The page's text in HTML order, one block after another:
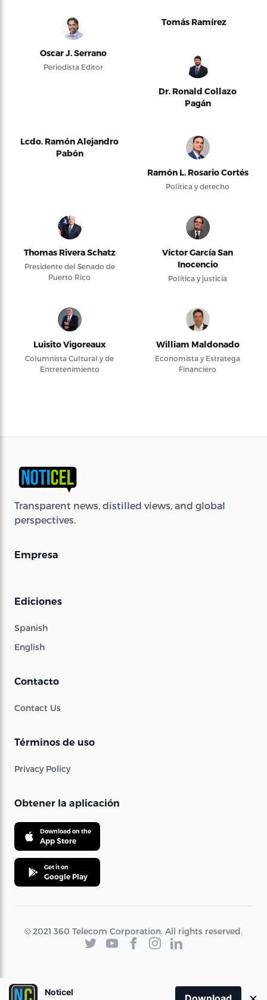
Oscar J. Serrano
Periodista Editor
Tomás Ramírez
Dr. Ronald Collazo
Pagán
Lcdo. Ramón Alejandro
Pabón
Ramón L. Rosario Cortés
Política y derecho
Thomas Rivera Schatz
Presidente del Senado de
Puerto Rico
Víctor García San
Inocencio
Política y justicia
Luisito Vigoreaux
Columnista Cultural y de
Entretenimiento
William Maldonado
Economista y Estratega
Financiero
Transparent news, distilled views, and global
perspectives.
Empresa
Ediciones
Spanish
English
Contacto
Contact Us
Términos de uso
Privacy Policy
Obtener la aplicación
Download on the
App Store
Get it on
Google Play
© 2021 360 Telecom Corporation. All rights reserved.
Noticel